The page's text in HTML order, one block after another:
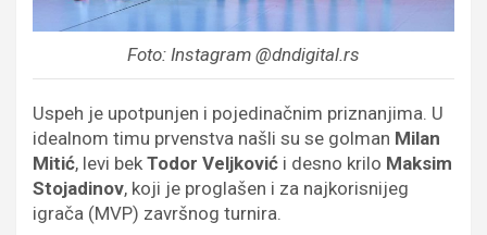
Foto: Instagram @dndigital.rs
Uspeh je upotpunjen i pojedinačnim priznanjima. U
idealnom timu prvenstva našli su se golman Milan
Mitić, levi bek Todor Veljković i desno krilo Maksim
Stojadinov, koji je proglašen i za najkorisnijeg
igrača (MVP) završnog turnira.